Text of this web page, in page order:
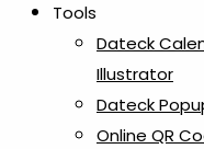
Tools
Dateck
Illustrator
Dateck
Online QR